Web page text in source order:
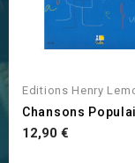
Editions Henry
Prix
12,90 €